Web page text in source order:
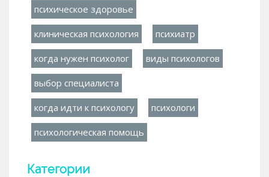
психическое здоровье
клиническая психология психиатр
когда нужен психолог виды психологов
выбор специалиста
когда идти к психологу психологи
психологическая помощь
Категории